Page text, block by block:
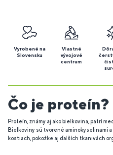
Vyrobené na
Slovensku
Vlastné
vývojové
centrum
Čo je proteín?
Proteín, známy aj ako bielkovina, patrí
Bielkoviny sú tvorené aminokyselinami
kostiach, pokožke aj ďalších tkanivách